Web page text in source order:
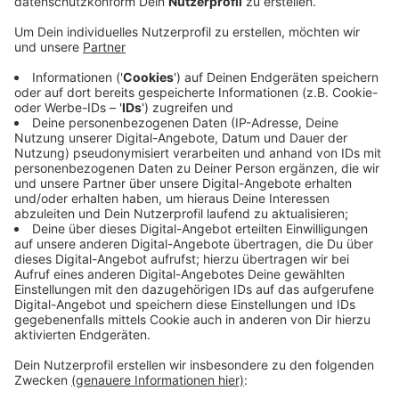
Veröffentlicht:Freitag, 08.02.2019 08:16
Der Raum brannte laut Leverkusener Feuerwehr
komplett aus. Der eigentliche Verkaufsraum blieb
unbeschädigt. Die Feuerwehr konnte das Feuer schnell
löschen. Im Zuge des Brands kam es heute Morgen
auch zu einem Stromausfall in den beiden Straßen im
Burgfeld und am Stadtpark. Die EVL hat Mitarbeiter
rausgeschickt. Die Störung ist größtenteils behoben,
sagte ein Sprecher.
Anzeige